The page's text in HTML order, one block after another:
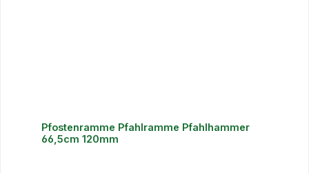
Pfostenramme Pfahlramme Pfahlhammer
66,5cm 120mm